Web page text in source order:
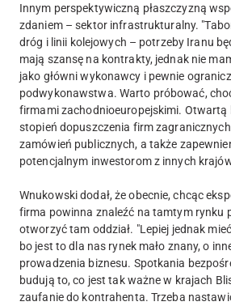
Innym perspektywiczną płaszczyzną
zdaniem – sektor infrastrukturalny.
dróg i linii kolejowych – potrzeby Iranu
mają szansę na kontrakty, jednak nie
jako główni wykonawcy i pewnie
podwykonawstwa. Warto próbować,
firmami zachodnioeuropejskimi. Otwartą
stopień dopuszczenia firm
zamówień publicznych, a także
potencjalnym inwestorom z innych
Wnukowski dodał, że obecnie, chcąc
firma powinna znaleźć na tamtym rynku
otworzyć tam oddział. "Lepiej jednak
bo jest to dla nas rynek mało znany, o
prowadzenia biznesu. Spotkania
budują to, co jest tak ważne w krajach
zaufanie do kontrahenta. Trzeba